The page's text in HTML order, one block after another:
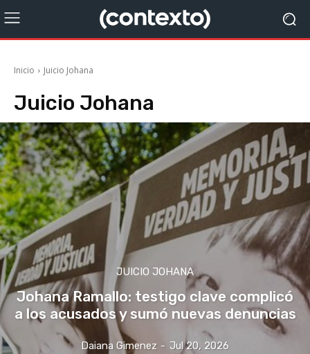
Inicio Juicio Johana
Juicio Johana
JUICIO JOHANA
Johana Ramallo: testigo clave complicó
a los acusados y sumó nuevas denuncias
Daiana Gimenez - Jul 20, 2026